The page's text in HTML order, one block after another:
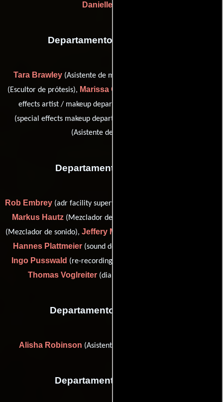
Danielle Sahota
Departamento de maquillaje
Tara Brawley(Asistente de maquillaje),
(Escultor de prótesis), Marissa Clemence
effects artist / makeup department head),
(special effects makeup department head) y
(Asistente de maquillaje)
Departamento de sonido
Rob Embrey (adr facility supervisor),
Markus Hautz (Mezclador de efectos),
(Mezclador de sonido), Jeffery Magat
Hannes Plattmeier(sound designer / sound effects editor),
Ingo Pusswald (re-recording mixer / sound effects editor) y
Thomas Voglreiter (dialogue editor / foley artist)
Departamento de vestuario
Alisha Robinson (Asistente de diseñador de vestuario)
Departamento de reparto